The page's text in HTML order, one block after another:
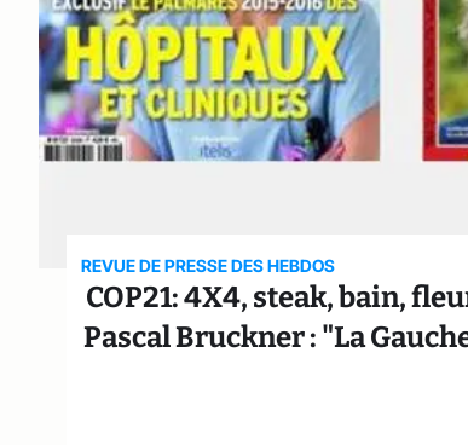
REVUE DE PRESSE DES HEBDOS
COP21: 4X4, steak, bain,
Pascal Bruckner : "La